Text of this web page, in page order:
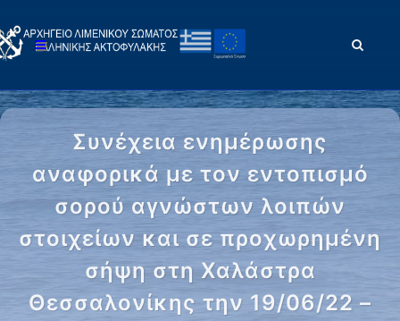
Συνέχεια ενημέρωσης
αναφορικά με τον εντοπισμό
σορού αγνώστων λοιπών
στοιχείων και σε προχωρημένη
σήψη στη Χαλάστρα
Θεσσαλονίκης την 19/06/22 –